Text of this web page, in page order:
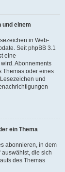
und einem
in Web-
Seit phpBB 3.1
eine
Abonnements
Themas oder eines
und
ein Thema
abonnieren, in dem
auswählst, die sich
des Themas